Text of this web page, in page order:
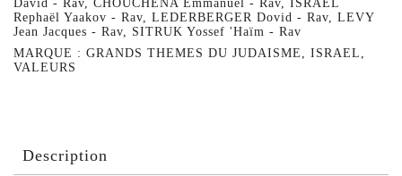
David - Rav, CHOUCHENA Emmanuel - Rav, ISRAEL
Rephaël Yaakov - Rav, LEDERBERGER Dovid - Rav, LEVY
Jean Jacques - Rav, SITRUK Yossef 'Haïm - Rav
MARQUE : GRANDS THEMES DU JUDAISME , ISRAEL ,
VALEURS
Description